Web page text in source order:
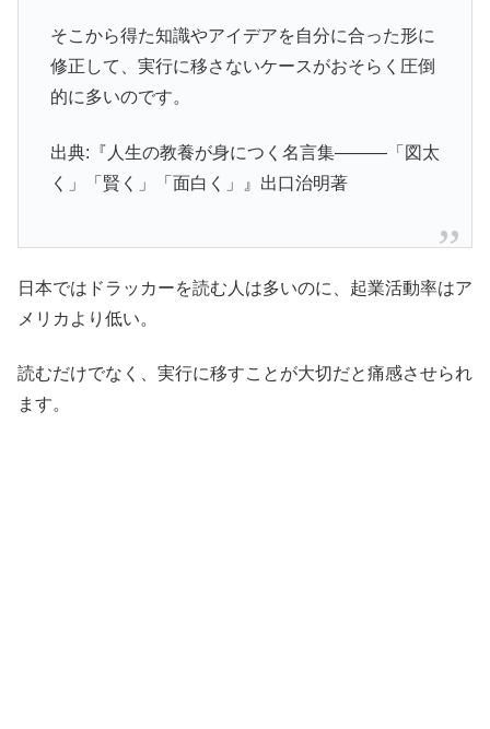
そこから得た知識やアイデアを自分に合った形に
修正して、実行に移さないケースがおそらく圧倒
的に多いのです。
出典:『人生の教養が身につく名言集―――「図太
く」「賢く」「面白く」』出口治明著
日本ではドラッカーを読む人は多いのに、起業活動率はア
メリカより低い。
読むだけでなく、実行に移すことが大切だと痛感させられ
ます。